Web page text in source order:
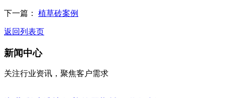
下一篇： 植草砖案例
返回列表页
新闻中心
关注行业资讯，聚焦客户需求